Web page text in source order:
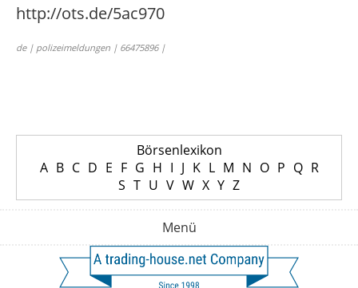
http://ots.de/5ac970
de | polizeimeldungen | 66475896 |
Börsenlexikon
A B C D E F G H I J K L M N O P Q R
S T U V W X Y Z
Menü